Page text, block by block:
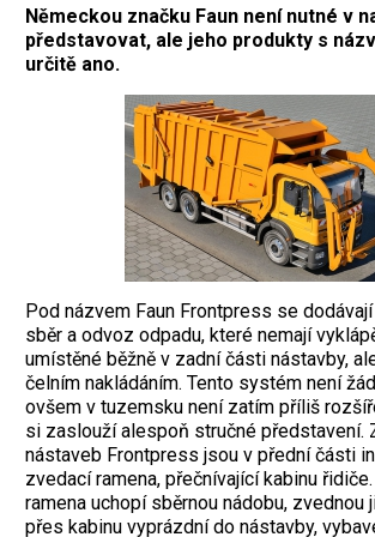
Německou značku Faun není nutné v
představovat, ale jeho produkty s
určitě ano.
Pod názvem Faun Frontpress se
sběr a odvoz odpadu, které nemají
umístěné běžně v zadní části nástavby,
čelním nakládáním. Tento systém není
ovšem v tuzemsku není zatím příliš
si zaslouží alespoň stručné představení.
nástaveb Frontpress jsou v přední části
zvedací ramena, přečnívající kabinu
ramena uchopí sběrnou nádobu, zvednou
přes kabinu vyprázdní do nástavby,